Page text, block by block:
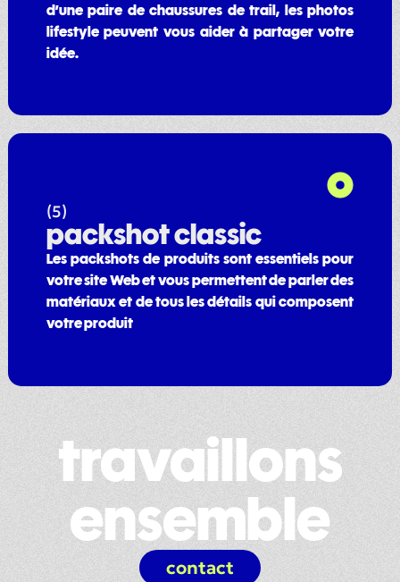
d’une paire de chaussures de trail, les photos
lifestyle peuvent vous aider à partager votre
idée.
(5)
packshot classic
Les packshots de produits sont essentiels pour
votre site Web et vous permettent de parler des
matériaux et de tous les détails qui composent
votre produit
travaillons
ensemble
contact